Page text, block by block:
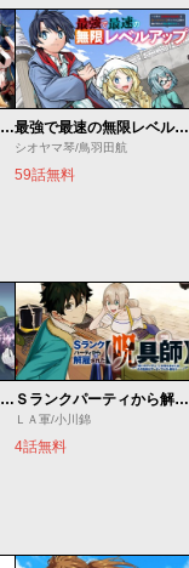
昔取ったきねづかで…と言いながら無双する定食屋のおっさん、実は伝説のダンジョン攻略者 最強で最速の無限レベルアップ ～スキル【経験値１０００倍】と【レベルフリー】でレベル上限の枷が外れた俺は無双する～
シオヤマ琴/鳥羽田航
59話無料
ゴミ以下だと追放された使用人、実は前世賢者です ～史上最強の賢者、世界最高峰の学園に通う～ Ｓランクパーティから解雇された【呪具師】～『呪いのアイテム』しか作れませんが、その性能はアーティファクト級なり……！～
ＬＡ軍/小川錦
4話無料